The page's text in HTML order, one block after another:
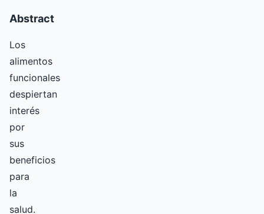
Abstract
Los
alimentos
funcionales
despiertan
interés
por
sus
beneficios
para
la
salud.